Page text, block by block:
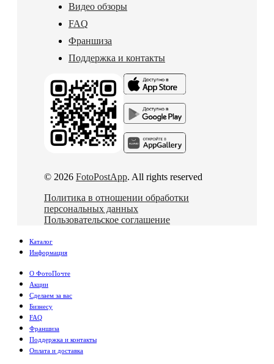
Видео обзоры
FAQ
Франшиза
Поддержка и контакты
© 2026 FotoPostApp. All rights reserved
Политика в отношении обработки
персональных данных
Пользовательское соглашение
Каталог
Информация
О ФотоПочте
Акции
Сделаем за вас
Бизнесу
FAQ
Франшиза
Поддержка и контакты
Оплата и доставка